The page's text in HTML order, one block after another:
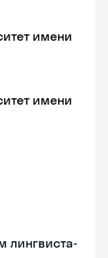
имени
имени
лингвиста-